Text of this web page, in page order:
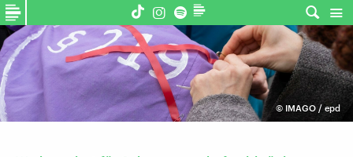
© IMAGO / epd